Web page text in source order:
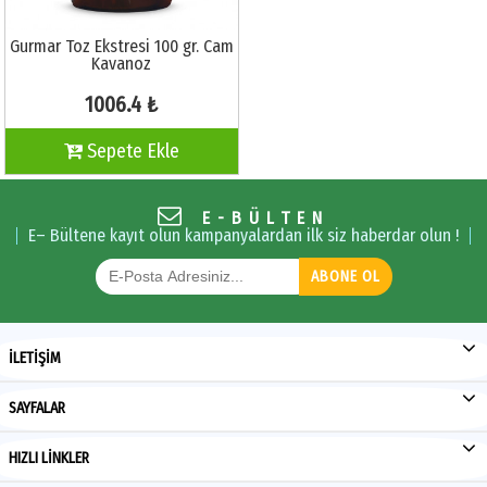
Gurmar Toz Ekstresi 100 gr. Cam
Kavanoz
1006.4 ₺
Sepete Ekle
E-BÜLTEN
E– Bültene kayıt olun kampanyalardan ilk siz haberdar olun !
ABONE OL
İLETİŞİM
SAYFALAR
HIZLI LİNKLER